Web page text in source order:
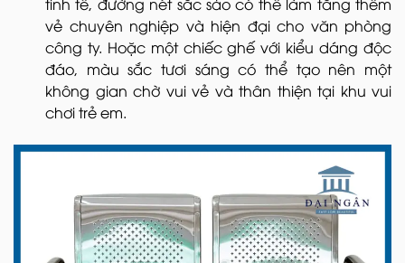
vẻ chuyên nghiệp và hiện đại cho văn phòng
công ty. Hoặc một chiếc ghế với kiểu dáng độc
đáo, màu sắc tươi sáng có thể tạo nên một
không gian chờ vui vẻ và thân thiện tại khu vui
chơi trẻ em.